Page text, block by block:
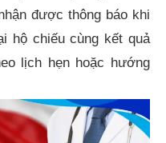
được thông báo khi
hộ chiếu cùng kết quả
lịch hẹn hoặc hướng